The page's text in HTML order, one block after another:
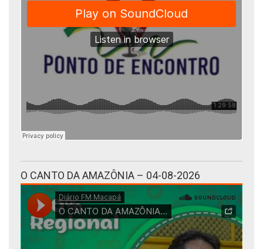
O CANTO DA AMAZÔNIA – 04-08-2026